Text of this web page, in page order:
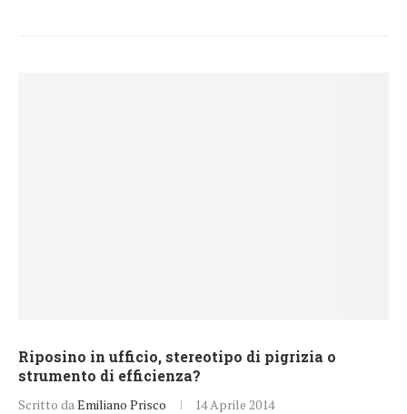
Riposino in ufficio, stereotipo di pigrizia o
strumento di efficienza?
Scritto da Emiliano Prisco 14 Aprile 2014